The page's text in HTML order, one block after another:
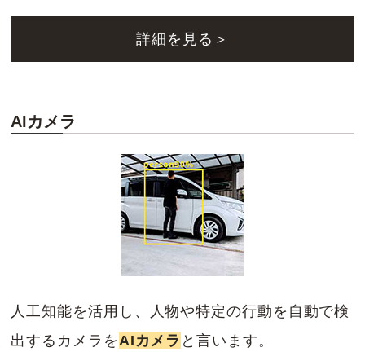
詳細を見る＞
AIカメラ
人工知能を活用し、人物や特定の行動を自動で検
出するカメラをAIカメラ と言います。